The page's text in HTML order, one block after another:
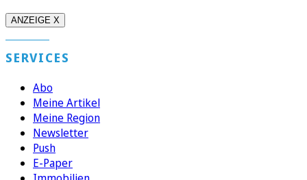
ANZEIGE X
SERVICES
Abo
Meine Artikel
Meine Region
Newsletter
Push
E-Paper